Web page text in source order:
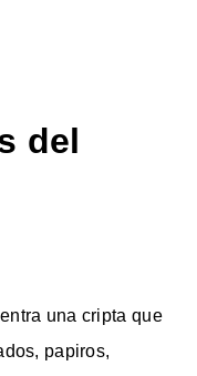
del
una cripta que
papiros,